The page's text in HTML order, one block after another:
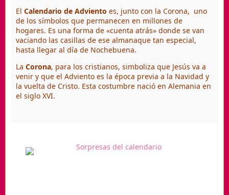
El Calendario de Adviento es, junto con la Corona, uno
de los símbolos que permanecen en millones de
hogares. Es una forma de «cuenta atrás» donde se van
vaciando las casillas de ese almanaque tan especial,
hasta llegar al día de Nochebuena.
La Corona, para los cristianos, simboliza que Jesús va a
venir y que el Adviento es la época previa a la Navidad y
la vuelta de Cristo. Esta costumbre nació en Alemania en
el siglo XVI.